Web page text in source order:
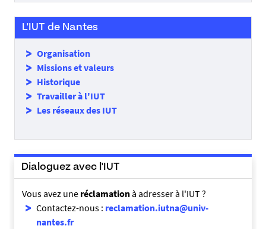
L'IUT de Nantes
Organisation
Missions et valeurs
Historique
Travailler à l'IUT
Les réseaux des IUT
Dialoguez avec l'IUT
Vous avez une réclamationà adresser à l'IUT ?
Contactez-nous : reclamation.iutna@univ-
nantes.fr